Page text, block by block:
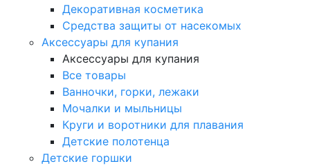
Декоративная косметика
Средства защиты от насекомых
Аксессуары для купания
Аксессуары для купания
Все товары
Ванночки, горки, лежаки
Мочалки и мыльницы
Круги и воротники для плавания
Детские полотенца
Детские горшки